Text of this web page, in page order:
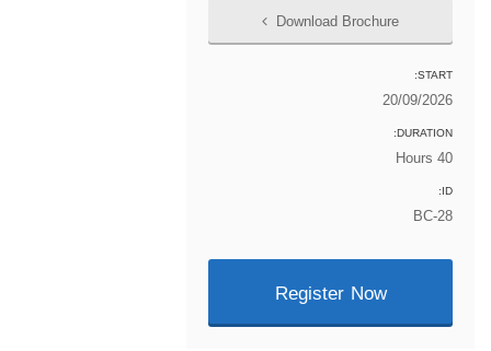
Download Brochure
START:
20/09/2026
DURATION:
40 Hours
ID:
BC-28
Register Now